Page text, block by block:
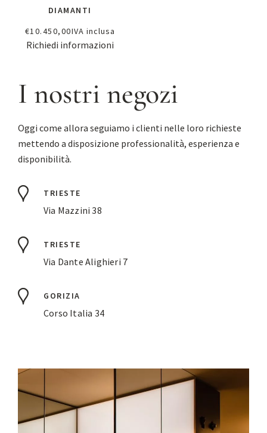
DIAMANTI
€10.450,00IVA inclusa
Richiedi informazioni
I nostri negozi
Oggi come allora seguiamo i clienti nelle loro richieste
mettendo a disposizione professionalità, esperienza e
disponibilità.
TRIESTE
Via Mazzini 38
TRIESTE
Via Dante Alighieri 7
GORIZIA
Corso Italia 34